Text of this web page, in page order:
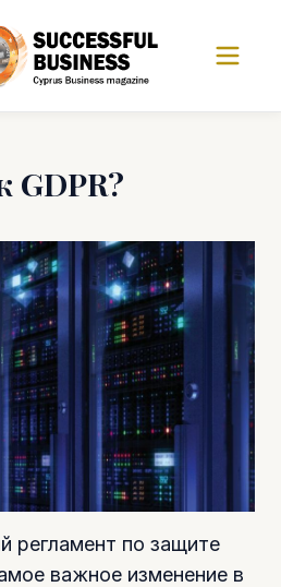
GDPR?
регламент по защите
важное изменение в